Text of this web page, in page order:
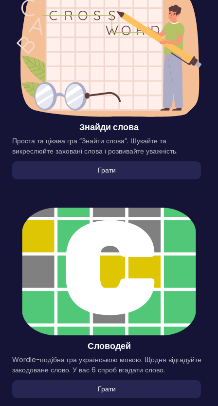
Знайди слова
Проста та цікава гра “Знайти слова”. Шукайте та
викреслюйте заховані слова і розвивайте уважність.
Грати
Словодей
Wordle-подібна гра українською мовою. Щодня відгадуйте
закодоване слово. У вас 6 спроб вгадати слово.
Грати